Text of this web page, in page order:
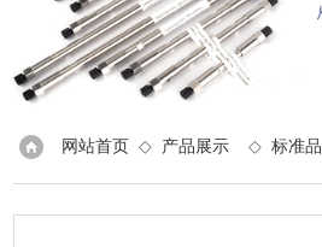
网站首页 ◇ 产品展示 ◇标准品
[139-40-2] Propazine 100mg